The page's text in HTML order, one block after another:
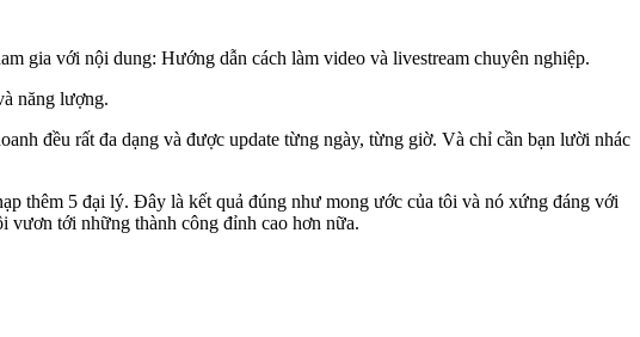
gia với nội dung: Hướng dẫn cách làm video và livestream chuyên nghiệp.
năng lượng.
đều rất đa dạng và được update từng ngày, từng giờ. Và chỉ cần bạn lười nhác
thêm 5 đại lý. Đây là kết quả đúng như mong ước của tôi và nó xứng đáng với
vươn tới những thành công đỉnh cao hơn nữa.